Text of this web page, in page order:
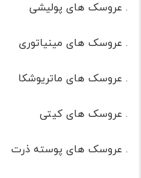
. عروسک های پولیشی
. عروسک های مینیاتوری
. عروسک های ماتریوشکا
. عروسک های کیتی
. عروسک های پوسته ذرت